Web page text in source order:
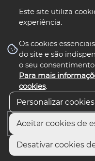
Este site utiliza
experiência.
Os cookies
do site e são
o seu
Para mais
cookies.
Personalizar cookies
Aceitar cookies de
Desativar cookies
nos
Início
Dia Internacional dos